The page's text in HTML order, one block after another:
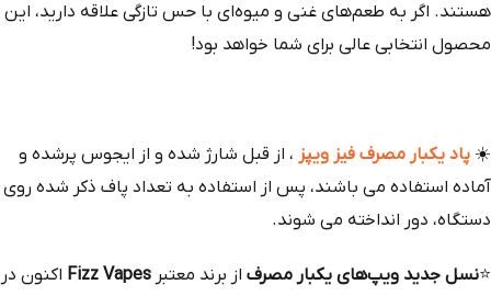
هستند. اگر به طعم‌های غنی و میوه‌ای با حس تازگی علاقه دارید، این
محصول انتخابی عالی برای شما خواهد بود!
☀️ پاد یکبار مصرف فیز ویپز ، از قبل شارژ شده و از ایجوس پرشده و
آماده استفاده می باشند، پس از استفاده به تعداد پاف ذکر شده روی
دستگاه، دور انداخته می شوند.
⭐نسل جدید ویپ‌های یکبار مصرف از برند معتبر Fizz Vapes اکنون در